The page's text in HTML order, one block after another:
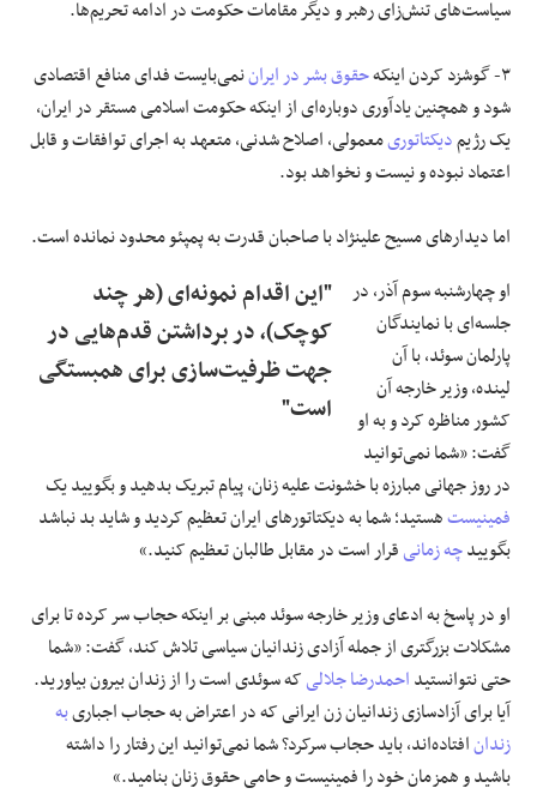
سیاست‌های تنش‌زای رهبر و دیگر مقامات حکومت در ادامه تحریم‌ها.
٣- گوشزد کردن اینکه حقوق بشر در ایراننمی‌بایست فدای منافع اقتصادی
شود و همچنین یادآوری دوباره‌ای از اینکه حکومت اسلامی مستقر در ایران،
یک رژیمدیکتاتوریمعمولی، اصلاح شدنی، متعهد به اجرای توافقات و قابل
اعتماد نبوده و نیست و نخواهد بود.
اما دیدارهای مسیح علینژاد با صاحبان قدرت به پمپئو محدود نمانده است.
"این اقدام نمونه‌ای (هر چند
کوچک)، در برداشتن قدم‌هایی در
جهت ظرفیت‌سازی برای همبستگی
است"
او چهارشنبه سوم آذر، در
جلسه‌ای با نمایندگان
پارلمان سوئد، با آن
لینده، وزیر خارجه آن
کشور مناظره کرد و به او
گفت: «شما نمی‌توانید
در روز جهانی مبارزه با خشونت علیه زنان، پیام تبریک بدهید و بگویید یک
فمینیستهستید؛ شما به دیکتاتورهای ایران تعظیم کردید و شاید بد نباشد
بگوییدچه زمانیقرار است در مقابل طالبان تعظیم کنید.»
او در پاسخ به ادعای وزیر خارجه سوئد مبنی بر اینکه حجاب سر کرده تا برای
مشکلات بزرگتری از جمله آزادی زندانیان سیاسی تلاش کند، گفت: «شما
حتی نتوانستیداحمدرضا جلالیکه سوئدی است را از زندان بیرون بیاورید.
آیا برای آزادسازی زندانیان زن ایرانی که در اعتراض به حجاب اجباریبه
زندانافتاده‌اند، باید حجاب سرکرد؟ شما نمی‌توانید این رفتار را داشته
باشید و همزمان خود را فمینیست و حامی حقوق زنان بنامید.»